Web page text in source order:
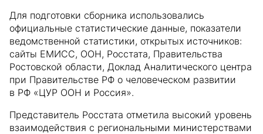
Для подготовки сборника использовались
официальные статистические данные, показатели
ведомственной статистики, открытых источников:
сайты ЕМИСС, ООН, Росстата, Правительства
Ростовской области, Доклад Аналитического центра
при Правительстве РФ о человеческом развитии
в РФ «ЦУР ООН и Россия».
Представитель Росстата отметила высокий уровень
взаимодействия с региональными министерствами